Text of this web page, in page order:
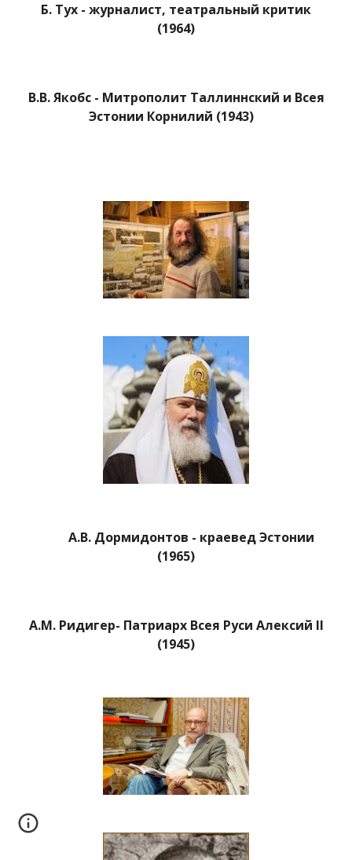
Б. Тух - журналист, театральный критик
(1964)
В.В. Якобс - Митрополит Таллиннский и Всея
Эстонии Корнилий (1943)
А.В. Дормидонтов - краевед Эстонии
(1965)
А.М. Ридигер- Патриарх Всея Руси Алексий II
(1945)